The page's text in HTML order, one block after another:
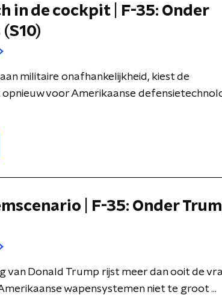
in de cockpit | F-35: Onder
militaire onafhankelijkheid, kiest de
voor Amerikaanse
| F-35: Onder
van Donald Trump rijst meer dan ooit de
wapensystemen niet te groot ...